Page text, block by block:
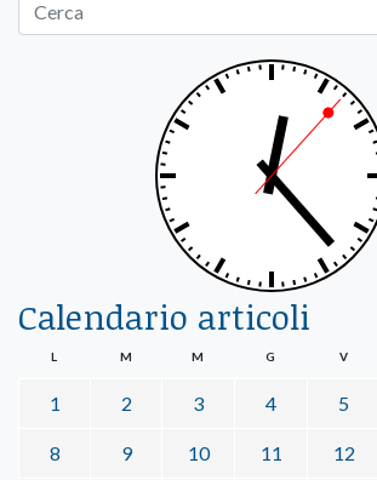
Calendario articoli
L M M G V
1 2 3 4 5
8 9 10 11 12